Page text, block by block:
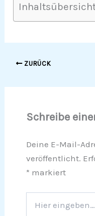
ZURÜCK
Schreibe
Deine E-Mail-
veröffentlicht.
* markiert
eingeben…